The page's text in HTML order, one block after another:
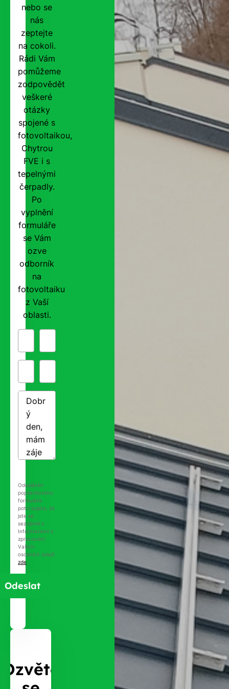
Ozvěte
nebo se
nás
zeptejte
na cokoli.
Rádi Vám
pomůžeme
zodpovědět
veškeré
otázky
spojené s
fotovoltaikou,
Chytrou
FVE i s
tepelnými
čerpadly.
Po
vyplnění
formuláře
se Vám
ozve
odborník
na
fotovoltaiku
z Vaší
oblasti.
Odesláním
poptávkového
formuláře
potvrzujete, že
jste se
seznámili s
Informacemi o
zpracování
Vašich
osobních údajů
zde